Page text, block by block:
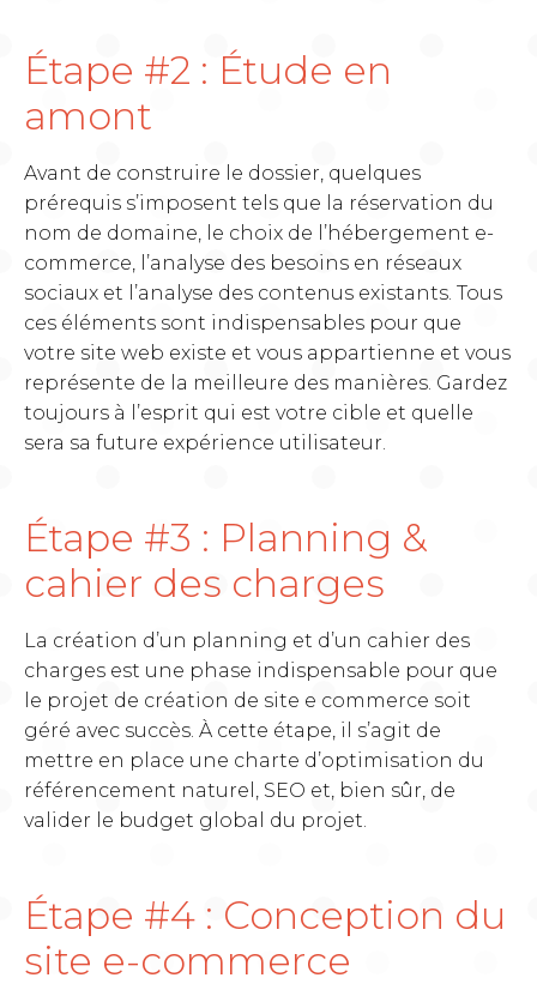
Étape #2 : Étude en
amont
Avant de construire le dossier, quelques
prérequis s’imposent tels que la réservation du
nom de domaine, le choix de l’hébergement e-
commerce, l’analyse des besoins en réseaux
sociaux et l’analyse des contenus existants. Tous
ces éléments sont indispensables pour que
votre site web existe et vous appartienne et vous
représente de la meilleure des manières. Gardez
toujours à l’esprit qui est votre cible et quelle
sera sa future expérience utilisateur.
Étape #3 : Planning &
cahier des charges
La création d’un planning et d’un cahier des
charges est une phase indispensable pour que
le projet de création de site e commerce soit
géré avec succès. À cette étape, il s’agit de
mettre en place une charte d’optimisation du
référencement naturel, SEO et, bien sûr, de
valider le budget global du projet.
Étape #4 : Conception du
site e-commerce